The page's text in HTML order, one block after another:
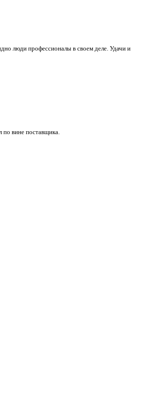
люди профессионалы в своем деле. Удачи и
по вине поставщика.